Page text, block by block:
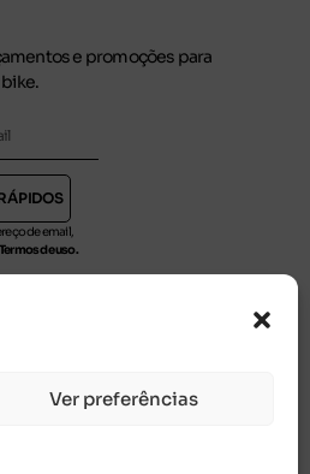
Ver preferências
e promoções para
de email,
Termos de uso.